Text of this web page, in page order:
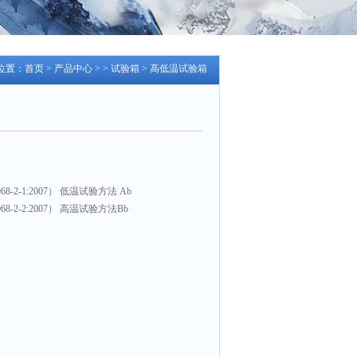
置： 首页 > 产品中心 > > 试验箱 > 高低温试验箱
2-1:2007） 低温试验方法 Ab
2-2:2007） 高温试验方法Bb